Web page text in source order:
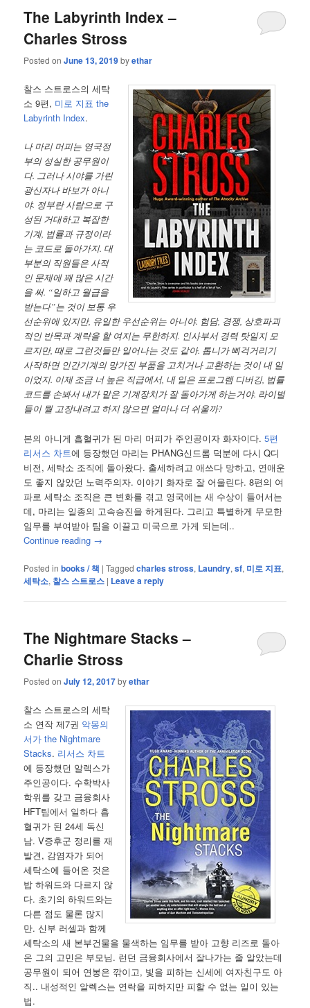
The Labyrinth Index –
Charles Stross
Posted onJune 13, 2019byethar
찰스 스트로스의 세탁
소 9편, 미로 지표 the
Labyrinth Index.
나 마리 머피는 영국정
부의 성실한 공무원이
다. 그러나 시야를 가린
광신자나 바보가 아니
야. 정부란 사람으로 구
성된 거대하고 복잡한
기계, 법률과 규정이라
는 코드로 돌아가지. 대
부분의 직원들은 사적
인 문제에 꽤 많은 시간
을 써. “일하고 월급을
받는다”는 것이 보통 우
선순위에 있지만, 유일한 우선순위는 아니야. 험담, 경쟁, 상호파괴
적인 반목과 계략을 할 여지는 무한하지. 인사부서 경력 탓일지 모
르지만, 때로 그런것들만 일어나는 것도 같아. 톱니가 삐걱거리기
사작하면 인간기계의 망가진 부품을 고치거나 교환하는 것이 내 일
이었지. 이제 조금 너 높은 직급에서, 내 일은 프로그램 디버깅, 법률
코드를 손봐서 내가 맡은 기계장치가 잘 돌아가게 하는거야. 라이벌
들이 뭘 고장내려고 하지 않으면 얼마나 더 쉬울까?
본의 아니게 흡혈귀가 된 마리 머피가 주인공이자 화자이다.5편
리서스 차트에 등장했던 마리는 PHANG신드롬 덕분에 다시 Q디
비전, 세탁소 조직에 돌아왔다. 출세하려고 애쓰다 망하고, 연애운
도 좋지 않았던 노력주의자. 이야기 화자로 잘 어울린다. 8편의 여
파로 세탁소 조직은 큰 변화를 겪고 영국에는 새 수상이 들어서는
데, 마리는 일종의 고속승진을 하게된다. 그리고 특별하게 무모한
임무를 부여받아 팀을 이끌고 미국으로 가게 되는데..
Continue reading →
Posted in books / 책 |Tagged charles stross, Laundry,sf, 미로 지표,
세탁소, 찰스 스트로스 | Leave a reply
The Nightmare Stacks –
Charlie Stross
Posted onJuly 12, 2017byethar
찰스 스트로스의 세탁
소 연작 제7권 악몽의
서가 the Nightmare
Stacks. 리서스 차트
에 등장했던 알렉스가
주인공이다. 수학박사
학위를 갖고 금융회사
HFT팀에서 일하다 흡
혈귀가 된 24세 독신
남. V증후군 정리를 재
발견, 감염자가 되어
세탁소에 들어온 것은
밥 하워드와 다르지 않
다. 초기의 하워드와는
다른 점도 물론 많지
만. 신부 러셀과 함께
세탁소의 새 본부건물을 물색하는 임무를 받아 고향 리즈로 돌아
온 그의 고민은 부모님. 런던 금융회사에서 잘나가는 줄 알았는데
공무원이 되어 연봉은 깎이고, 빛을 피하는 신세에 여자친구도 아
직.. 내성적인 알렉스는 연락을 피하지만 피할 수 없는 일이 있는
법.